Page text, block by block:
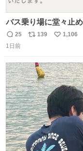
バス乗り場に堂々止
ね 運転士は日本人やったのなら韓国人は関係ないし、なん
なら68歳も関係ない…
返
信
25
リ
ト
数
139
い
数
1,106
1日前